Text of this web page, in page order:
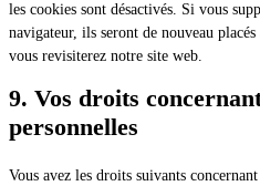
les cookies sont désactivés. Si vous
navigateur, ils seront de nouveau
vous revisiterez notre site web.
9. Vos droits
personnelles
Vous avez les droits suivants